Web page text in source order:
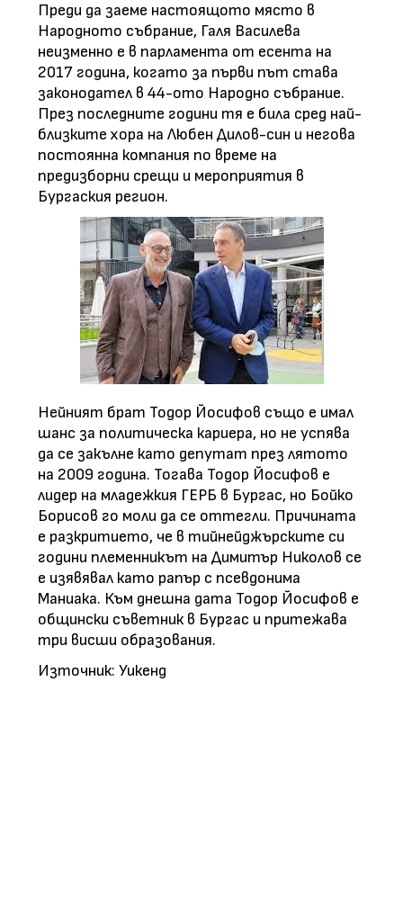
Преди да заеме настоящото място в
Народното събрание, Галя Василева
неизменно е в парламента от есента на
2017 година, когато за първи път става
законодател в 44-ото Народно събрание.
През последните години тя е била сред най-
близките хора на Любен Дилов-син и негова
постоянна компания по време на
предизборни срещи и мероприятия в
Бургаския регион.
Нейният брат Тодор Йосифов също е имал
шанс за политическа кариера, но не успява
да се закълне като депутат през лятото
на 2009 година. Тогава Тодор Йосифов е
лидер на младежкия ГЕРБ в Бургас, но Бойко
Борисов го моли да се оттегли. Причината
е разкритието, че в тийнейджърските си
години племенникът на Димитър Николов се
е изявявал като рапър с псевдонима
Маниака. Към днешна дата Тодор Йосифов е
общински съветник в Бургас и притежава
три висши образования.
Източник: Уикенд